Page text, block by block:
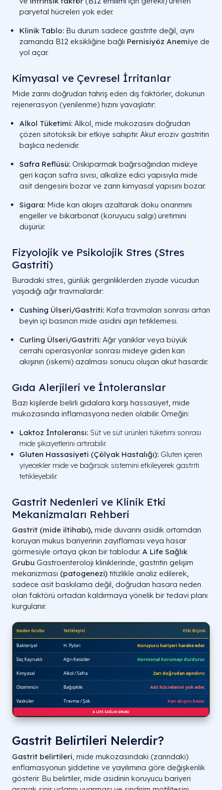
paryetal hücreleri yok eder.
Klinik Tablo: Bu durum sadece gastrite değil, aynı
zamanda B12 eksikliğine bağlı Pernisiyöz Anemiye de
yol açar.
Kimyasal ve Çevresel İrritanlar
Mide zarını doğrudan tahriş eden dış faktörler, dokunun
rejenerasyon (yenilenme) hızını yavaşlatır:
Alkol Tüketimi: Alkol, mide mukozasını doğrudan
çözen sitotoksik bir etkiye sahiptir. Akut eroziv gastritin
başlıca nedenidir.
Safra Reflüsü: Onikiparmak bağırsağından mideye
geri kaçan safra sıvısı, alkalize edici yapısıyla mide
asit dengesini bozar ve zarın kimyasal yapısını bozar.
Sigara: Mide kan akışını azaltarak doku onarımını
engeller ve bikarbonat (koruyucu salgı) üretimini
düşürür.
Fizyolojik ve Psikolojik Stres (Stres
Gastriti)
Buradaki stres, günlük gerginliklerden ziyade vücudun
yaşadığı ağır travmalardır:
Cushing Ülseri/Gastriti: Kafa travmaları sonrası artan
beyin içi basıncın mide asidini aşırı tetiklemesi.
Curling Ülseri/Gastriti: Ağır yanıklar veya büyük
cerrahi operasyonlar sonrası mideye giden kan
akışının (iskemi) azalması sonucu oluşan akut hasardır.
Gıda Alerjileri ve İntoleranslar
Bazı kişilerde belirli gıdalara karşı hassasiyet, mide
mukozasında inflamasyona neden olabilir. Örneğin:
Laktoz İntoleransı: Süt ve süt ürünleri tüketimi sonrası
mide şikayetlerini artırabilir.
Gluten Hassasiyeti (Çölyak Hastalığı): Gluten içeren
yiyecekler mide ve bağırsak sistemini etkileyerek gastriti
tetikleyebilir.
Gastrit Nedenleri ve Klinik Etki
Mekanizmaları Rehberi
Gastrit (mide iltihabı), mide duvarını asidik ortamdan
koruyan mukus bariyerinin zayıflaması veya hasar
görmesiyle ortaya çıkan bir tablodur. A Life Sağlık
Grubu Gastroenteroloji kliniklerinde, gastritin gelişim
mekanizması (patogenezi) titizlikle analiz edilerek,
sadece asit baskılama değil, doğrudan hasara neden
olan faktörü ortadan kaldırmaya yönelik bir tedavi planı
kurgulanır.
Gastrit Belirtileri Nelerdir?
Gastrit belirtileri, mide mukozasındaki (zarındaki)
enflamasyonun şiddetine ve yayılımına göre değişkenlik
gösterir. Bu belirtiler, mide asidinin koruyucu bariyeri